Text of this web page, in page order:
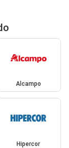
Alcampo
Hipercor